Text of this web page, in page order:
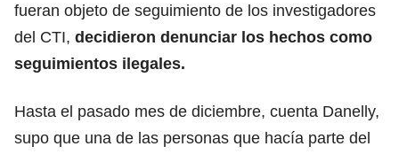
fueran objeto de seguimiento de los investigadores
del CTI, decidieron denunciar los hechos como
seguimientos ilegales.
Hasta el pasado mes de diciembre, cuenta Danelly,
supo que una de las personas que hacía parte del